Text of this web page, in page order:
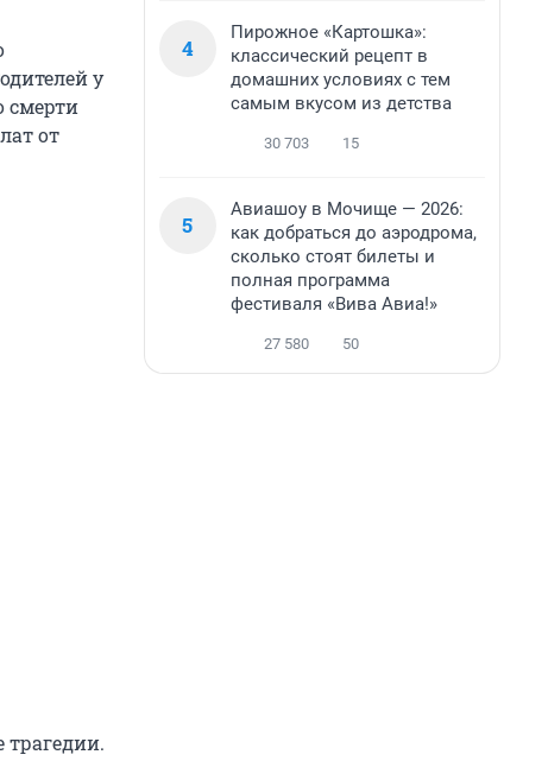
у
смерти
от
трагедии.
4
Пирожное «Картошка»:
классический рецепт в
домашних условиях с тем
самым вкусом из детства
30 703 15
5
Авиашоу в Мочище — 2026:
как добраться до аэродрома,
сколько стоят билеты и
полная программа
фестиваля «Вива Авиа!»
27 580 50